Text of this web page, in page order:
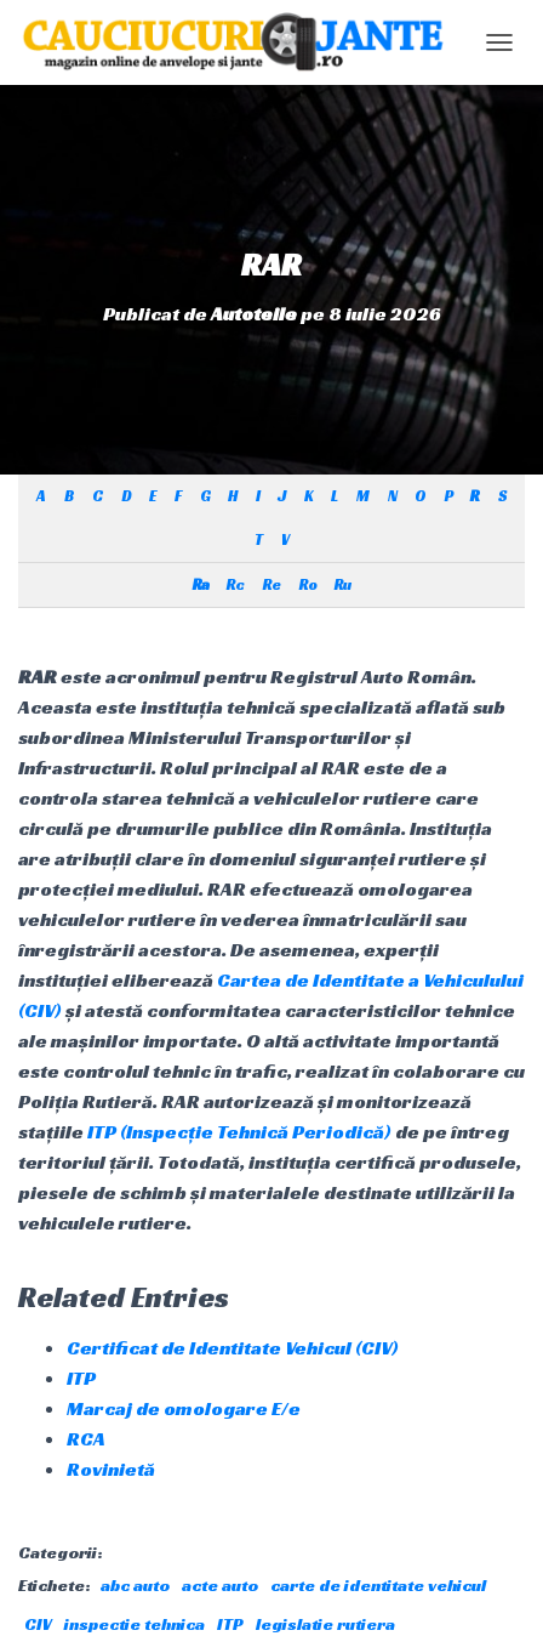
O
G
A
RAR
Publicat deAutoteilepe8 iulie 2026
A B C D E F G H I J K L M N O P R S
T V
Ra Rc Re Ro Ru
RAReste acronimul pentru Registrul Auto Român.
Aceasta este instituția tehnică specializată aflată sub
subordinea Ministerului Transporturilor și
Infrastructurii. Rolul principal al RAR este de a
controla starea tehnică a vehiculelor rutiere care
circulă pe drumurile publice din România. Instituția
are atribuții clare în domeniul siguranței rutiere și
protecției mediului. RAR efectuează omologarea
vehiculelor rutiere în vederea înmatriculării sau
înregistrării acestora. De asemenea, experții
instituției elibereazăCartea de Identitate a Vehiculului
(CIV)și atestă conformitatea caracteristicilor tehnice
ale mașinilor importate. O altă activitate importantă
este controlul tehnic în trafic, realizat în colaborare cu
Poliția Rutieră. RAR autorizează și monitorizează
stațiileITP (Inspecție Tehnică Periodică)de pe întreg
teritoriul țării. Totodată, instituția certifică produsele,
piesele de schimb și materialele destinate utilizării la
vehiculele rutiere.
Related Entries
Certificat de Identitate Vehicul (CIV)
ITP
Marcaj de omologare E/e
RCA
Rovinietă
Categorii:
Etichete: abc auto acte auto
carte de identitate vehicul
CIV inspectie tehnica ITP legislatie rutiera